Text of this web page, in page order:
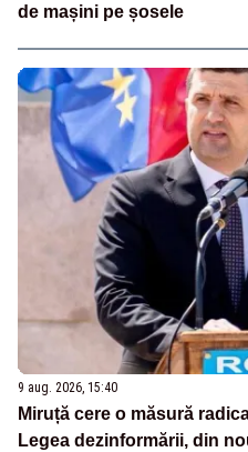
de mașini pe șosele
9 aug. 2026, 15:40
Miruță cere o măsură
Legea dezinformării, din